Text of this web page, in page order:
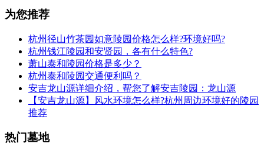
为您推荐
杭州径山竹茶园如意陵园价格怎么样?环境好吗?
杭州钱江陵园和安贤园，各有什么特色?
萧山泰和陵园价格是多少？
杭州泰和陵园交通便利吗？
安吉龙山源详细介绍，帮您了解安吉陵园：龙山源
【安吉龙山源】风水环境怎么样?杭州周边环境好的陵园
推荐
热门墓地